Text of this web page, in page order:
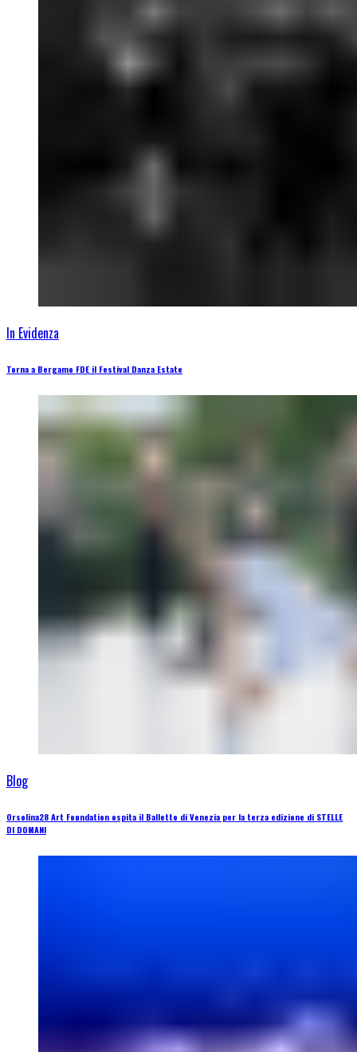
In Evidenza
Torna a Bergamo FDE il Festival Danza Estate
Blog
Orsolina28 Art Foundation ospita il Balletto di Venezia per la terza edizione di STELLE
DI DOMANI